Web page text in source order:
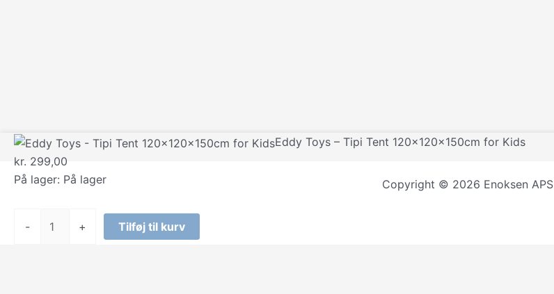
Copyright © 2026 Enoksen APS
Eddy Toys – Tipi Tent 120x120x150cm for Kids
kr. 299,00
På lager: På lager
- + Tilføj til kurv